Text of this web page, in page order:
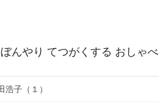
んやり てつがくする おしゃべ
子（１）